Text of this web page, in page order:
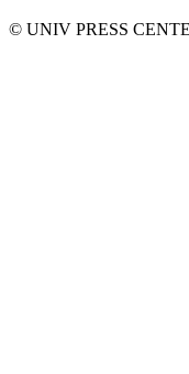
© UNIV PRESS